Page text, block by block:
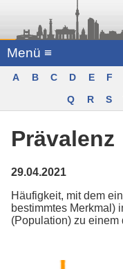
Menü ≡
A B C D E F
Q
R S
Prävalenz
29.04.2021
Häufigkeit, mit dem
bestimmtes Merkmal)
(Population) zu einem